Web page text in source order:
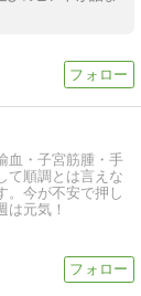
血・子宮筋腫・手
て順調とは言えな
。今が不安で押し
は元気！